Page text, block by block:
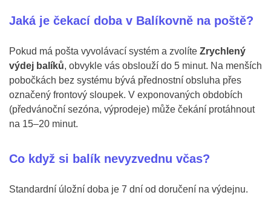
Jaká je čekací doba v Balíkovně na poště?
Pokud má pošta vyvolávací systém a zvolíte Zrychlený
výdej balíků, obvykle vás obslouží do 5 minut. Na menších
pobočkách bez systému bývá přednostní obsluha přes
označený frontový sloupek. V exponovaných obdobích
(předvánoční sezóna, výprodeje) může čekání protáhnout
na 15–20 minut.
Co když si balík nevyzvednu včas?
Standardní úložní doba je 7 dní od doručení na výdejnu.